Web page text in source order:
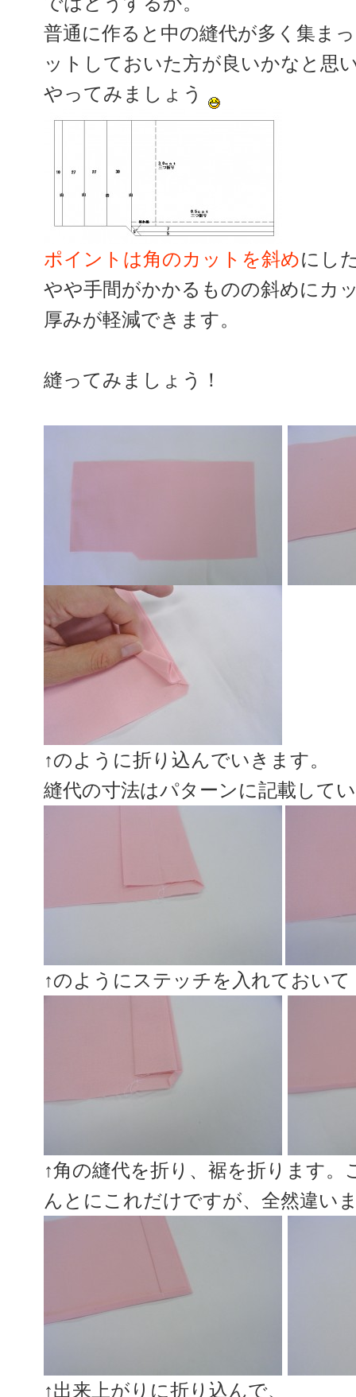
普通に作ると中の縫代が多く集ま
ットしておいた方が良いかなと思
やってみましょう
ポイントは角のカットを斜めにし
やや手間がかかるものの斜めにカ
厚みが軽減できます。
縫ってみましょう！
↑のように折り込んでいきます。
縫代の寸法はパターンに記載して
↑のようにステッチを入れておいて
↑角の縫代を折り、裾を折ります
んとにこれだけですが、全然違い
↑出来上がりに折り込んで、